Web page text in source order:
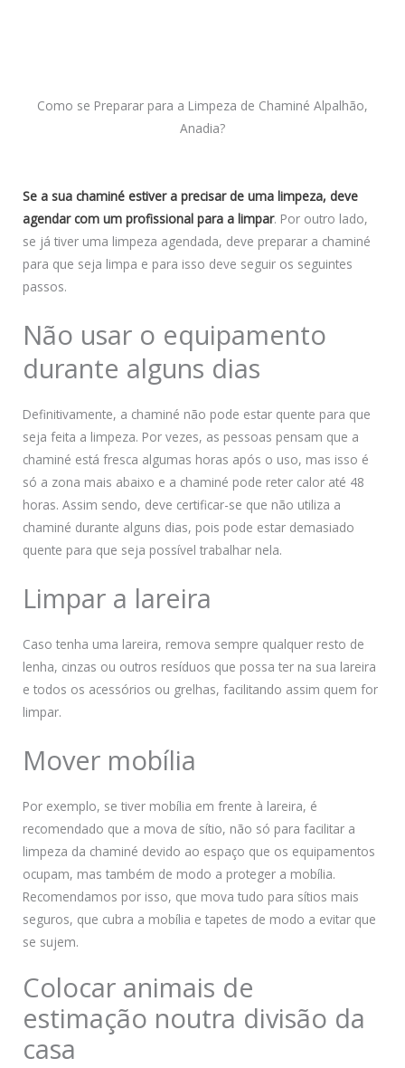
Como se Preparar para a Limpeza de Chaminé Alpalhão,
Anadia?
Se a sua chaminé estiver a precisar de uma limpeza, deve
agendar com um profissional para a limpar. Por outro lado,
se já tiver uma limpeza agendada, deve preparar a chaminé
para que seja limpa e para isso deve seguir os seguintes
passos.
Não usar o equipamento
durante alguns dias
Definitivamente, a chaminé não pode estar quente para que
seja feita a limpeza. Por vezes, as pessoas pensam que a
chaminé está fresca algumas horas após o uso, mas isso é
só a zona mais abaixo e a chaminé pode reter calor até 48
horas. Assim sendo, deve certificar-se que não utiliza a
chaminé durante alguns dias, pois pode estar demasiado
quente para que seja possível trabalhar nela.
Limpar a lareira
Caso tenha uma lareira, remova sempre qualquer resto de
lenha, cinzas ou outros resíduos que possa ter na sua lareira
e todos os acessórios ou grelhas, facilitando assim quem for
limpar.
Mover mobília
Por exemplo, se tiver mobília em frente à lareira, é
recomendado que a mova de sítio, não só para facilitar a
limpeza da chaminé devido ao espaço que os equipamentos
ocupam, mas também de modo a proteger a mobília.
Recomendamos por isso, que mova tudo para sítios mais
seguros, que cubra a mobília e tapetes de modo a evitar que
se sujem.
Colocar animais de
estimação noutra divisão da
casa